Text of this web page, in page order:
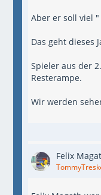
Aber er soll viel
Das geht dieses
Spieler aus der
Resterampe.
Wir werden
Felix